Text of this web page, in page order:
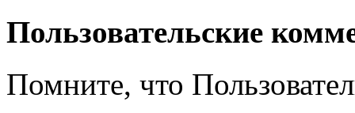
Пользовательские
Помните, что